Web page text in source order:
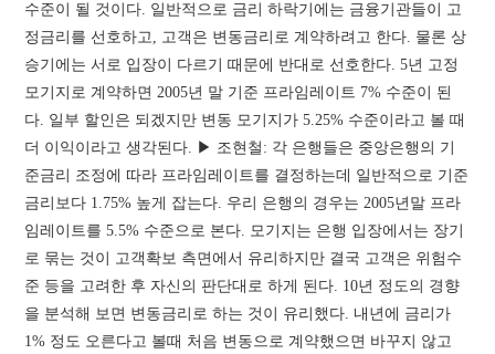
수준이 될 것이다. 일반적으로 금리 하락기에는 금융기관들이 고
정금리를 선호하고, 고객은 변동금리로 계약하려고 한다. 물론 상
승기에는 서로 입장이 다르기 때문에 반대로 선호한다. 5년 고정
모기지로 계약하면 2005년 말 기준 프라임레이트 7% 수준이 된
다. 일부 할인은 되겠지만 변동 모기지가 5.25% 수준이라고 볼 때
더 이익이라고 생각된다. ▶ 조현철: 각 은행들은 중앙은행의 기
준금리 조정에 따라 프라임레이트를 결정하는데 일반적으로 기준
금리보다 1.75% 높게 잡는다. 우리 은행의 경우는 2005년말 프라
임레이트를 5.5% 수준으로 본다. 모기지는 은행 입장에서는 장기
로 묶는 것이 고객확보 측면에서 유리하지만 결국 고객은 위험수
준 등을 고려한 후 자신의 판단대로 하게 된다. 10년 정도의 경향
을 분석해 보면 변동금리로 하는 것이 유리했다. 내년에 금리가
1% 정도 오른다고 볼때 처음 변동으로 계약했으면 바꾸지 않고